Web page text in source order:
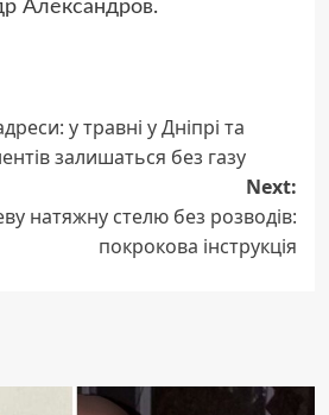
Александров.
у травні у Дніпрі та
залишаться без газу
Next:
натяжну стелю без розводів:
покрокова інструкція